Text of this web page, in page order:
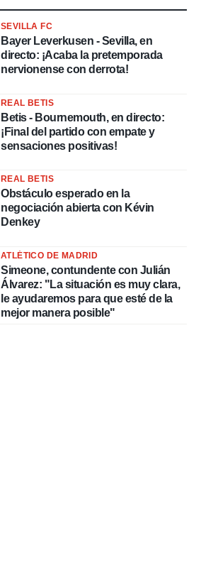
SEVILLA FC
Bayer Leverkusen - Sevilla, en
directo: ¡Acaba la pretemporada
nervionense con derrota!
REAL BETIS
Betis - Bournemouth, en directo:
¡Final del partido con empate y
sensaciones positivas!
REAL BETIS
Obstáculo esperado en la
negociación abierta con Kévin
Denkey
ATLÉTICO DE MADRID
Simeone, contundente con Julián
Álvarez: "La situación es muy clara,
le ayudaremos para que esté de la
mejor manera posible"